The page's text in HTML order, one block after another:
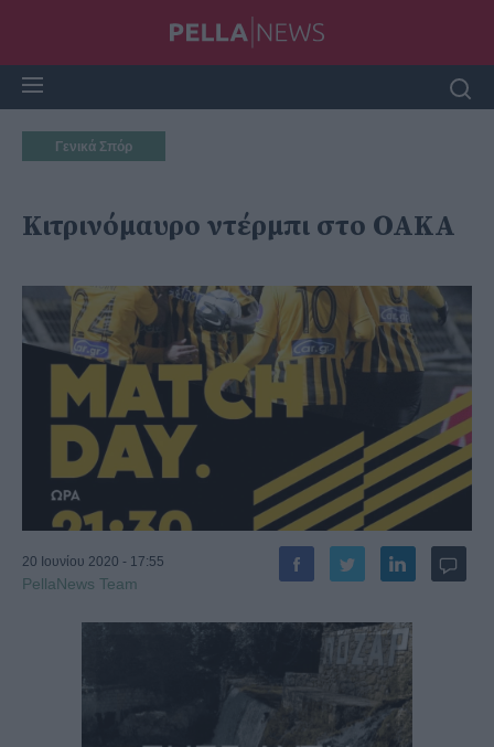
Γενικά Σπόρ
Κιτρινόμαυρο ντέρμπι στο ΟΑΚΑ
20 Ιουνίου 2020 - 17:55
PellaNews Team